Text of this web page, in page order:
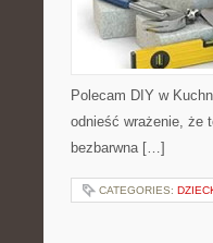
Polecam DIY w
odnieść wrażenie, że
bezbarwna […]
CATEGORIES: